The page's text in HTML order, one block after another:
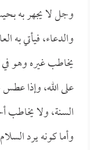
وجل لا يجهر به
والدعاء، فيأتي به
يخاطب غيره وهو في
على الله، وإذا
السنة، ولا يخاطب
وأما كونه يرد